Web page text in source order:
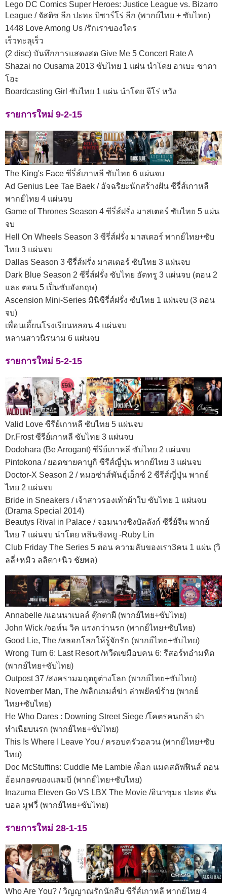
Lego DC Comics Super Heroes: Justice League vs. Bizarro
League / จัสติซ ลีก ปะทะ บิซาร์โร่ ลีก (พากย์ไทย + ซับไทย)
1448 Love Among Us /รักเราของใคร
เร็วทะลุเร็ว
(2 disc) บันทึกการแสดงสด Give Me 5 Concert Rate A
Shazai no Ousama 2013 ซับไทย 1 แผ่น นำโดย อาเบะ ซาดา
โอะ
Boardcasting Girl ซับไทย 1 แผ่น นำโดย จีโร่ หวัง
รายการใหม่ 9-2-15
The King's Face ซีรี่ส์เกาหลี ซับไทย 6 แผ่นจบ
Ad Genius Lee Tae Baek / อัจฉริยะนักสร้างฝัน ซีรี่ส์เกาหลี
พากย์ไทย 4 แผ่นจบ
Game of Thrones Season 4 ซีรี่ส์ฝรั่ง มาสเตอร์ ซับไทย 5 แผ่น
จบ
Hell On Wheels Season 3 ซีรี่ส์ฝรั่ง มาสเตอร์ พากย์ไทย+ซับ
ไทย 3 แผ่นจบ
Dallas Season 3 ซีรี่ส์ฝรั่ง มาสเตอร์ ซับไทย 3 แผ่นจบ
Dark Blue Season 2 ซีรี่ส์ฝรั่ง ซับไทย อัดทรู 3 แผ่นจบ (ตอน 2
และ ตอน 5 เป็นซับอังกฤษ)
Ascension Mini-Series มินิซีรี่ส์ฝรั่ง ซํบไทย 1 แผ่นจบ (3 ตอน
จบ)
เพื่อนเฮี้ยนโรงเรียนหลอน 4 แผ่นจบ
หลานสาวนิรนาม 6 แผ่นจบ
รายการใหม่ 5-2-15
Valid Love ซีรีย์เกาหลี ซับไทย 5 แผ่นจบ
Dr.Frost ซีรีย์เกาหลี ซับไทย 3 แผ่นจบ
Dodohara (Be Arrogant) ซีรีย์เกาหลี ซับไทย 2 แผ่นจบ
Pintokona / ยอดชายคาบูกิ ซีรีส์ญี่ปุ่น พากย์ไทย 3 แผ่นจบ
Doctor-X Season 2 / หมอซ่าส์พันธุ์เอ็กซ์ 2 ซีรีส์ญี่ปุ่น พากย์
ไทย 2 แผ่นจบ
Bride in Sneakers / เจ้าสาวรองเท้าผ้าใบ ซับไทย 1 แผ่นจบ
(Drama Special 2014)
Beautys Rival in Palace / จอมนางชิงบัลลังก์ ซีรี่ย์จีน พากย์
ไทย 7 แผ่นจบ นำโดย หลินซิงหยู -Ruby Lin
Club Friday The Series 5 ตอน ความลับของเรา3คน 1 แผ่น (วิ
ลลี่+หมิว ลลิตา+นิว ชัยพล)
Annabelle /แอนนาเบลล์ ตุ๊กตาผี (พากย์ไทย+ซับไทย)
John Wick /จอห์น วิค แรงกว่านรก (พากย์ไทย+ซับไทย)
Good Lie, The /หลอกโลกให้รู้จักรัก (พากย์ไทย+ซับไทย)
Wrong Turn 6: Last Resort /หวีดเขมือบคน 6: รีสอร์ทอำมหิต
(พากย์ไทย+ซับไทย)
Outpost 37 /สงครามมฤตยูต่างโลก (พากย์ไทย+ซับไทย)
November Man, The /พลิกเกมส์ฆ่า ล่าพยัคฆ์ร้าย (พากย์
ไทย+ซับไทย)
He Who Dares : Downing Street Siege /โคตรคนกล้า ฝ่า
ทำเนียบนรก (พากย์ไทย+ซับไทย)
This Is Where I Leave You / ครอบครัวอลวน (พากย์ไทย+ซับ
ไทย)
Doc McStuffins: Cuddle Me Lambie /ด็อก แมคสตัฟฟินส์ ตอน
อ้อมกอดของแลมบี (พากย์ไทย+ซับไทย)
Inazuma Eleven Go VS LBX The Movie /อินาซุมะ ปะทะ ดัน
บอล มูฟวี่ (พากย์ไทย+ซับไทย)
รายการใหม่ 28-1-15
Who Are You? / วิญญาณรักนักสืบ ซีรี่ส์เกาหลี พากย์ไทย 4